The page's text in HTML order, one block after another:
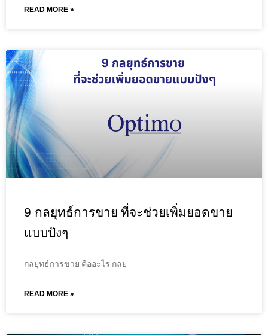
READ MORE »
9 กลยุทธ์การขาย ที่จะช่วยเพิ่มยอดขาย
แบบปังๆ
กลยุทธ์การขาย คืออะไร กลย
READ MORE »